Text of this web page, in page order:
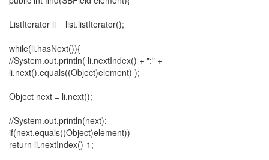
ListIterator li = list.listIterator();
while(li.hasNext()){
//System.out.println( li.nextIndex() + ":" +
li.next().equals((Object)element) );
Object next = li.next();
//System.out.println(next);
if(next.equals((Object)element))
return li.nextIndex()-1;
차
ubuntu
Linux
90D
ghackfair
FLIT